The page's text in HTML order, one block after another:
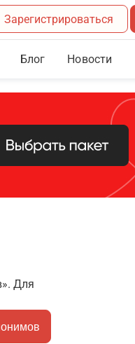
Зарегистрироваться
Блог Новости
Для